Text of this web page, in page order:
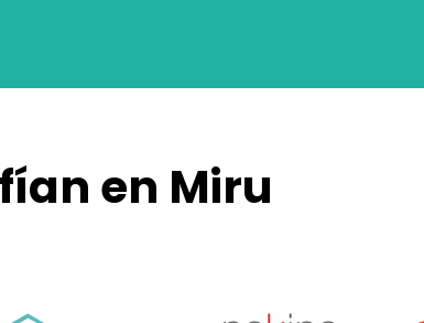
en Miru